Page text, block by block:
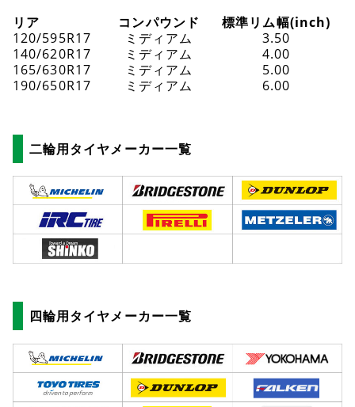
リア
120/595R17
140/620R17
165/630R17
190/650R17
コンパウンド
ミディアム
ミディアム
ミディアム
ミディアム
標準リム幅(inch)
3.50
4.00
5.00
6.00
二輪用タイヤメーカー一覧
四輪用タイヤメーカー一覧